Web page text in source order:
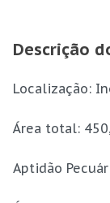
Descrição
Localização:
Área total:
Aptidão